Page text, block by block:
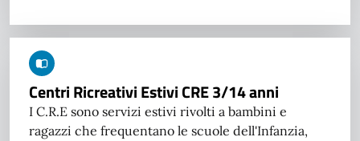
Centri Ricreativi Estivi CRE 3/14 anni
I C.R.E sono servizi estivi rivolti a bambini e
ragazzi che frequentano le scuole dell'Infanzia,